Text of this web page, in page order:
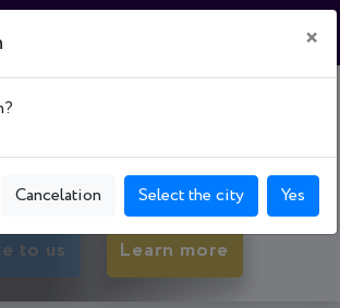
"ЛЮКС"
р-н, вул. Маршака, буд. 7
to us Learn more
×
Cancelation Select the city Yes